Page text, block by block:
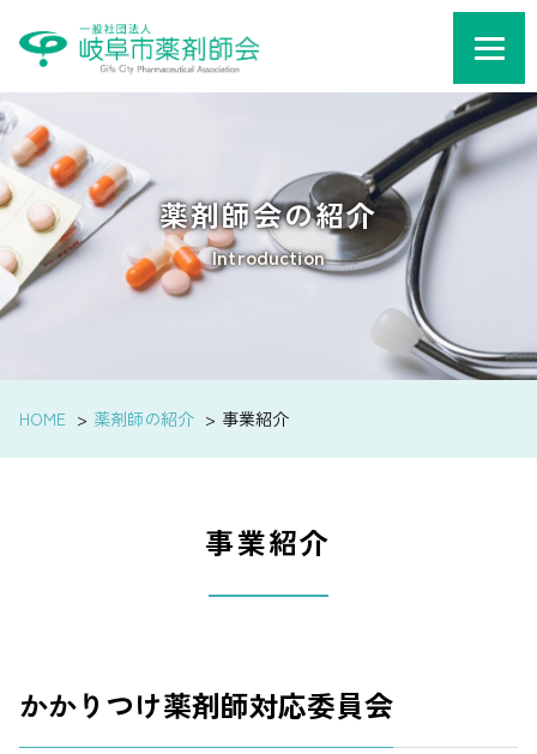
薬剤師会の紹介
Introduction
HOME 薬剤師の紹介 事業紹介
事業紹介
かかりつけ薬剤師対応委員会